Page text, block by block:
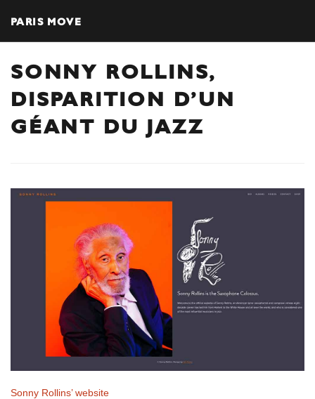
PARIS MOVE
SONNY ROLLINS,
DISPARITION D’UN
GÉANT DU JAZZ
Sonny Rollins’ website